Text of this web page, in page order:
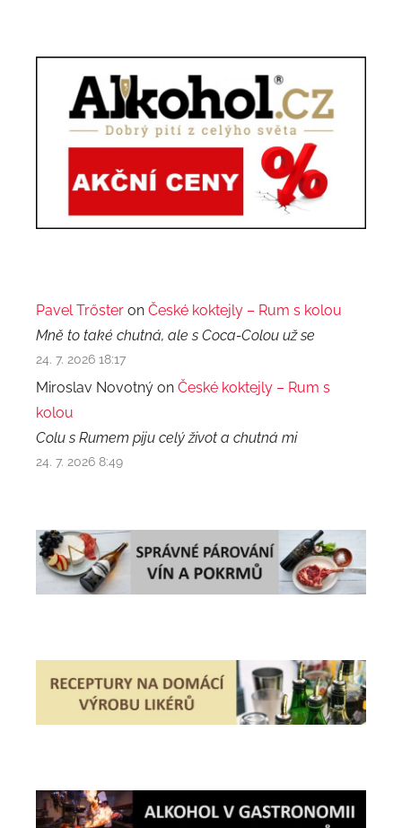
Pavel Trőster on České koktejly – Rum s kolou
Mně to také chutná, ale s Coca-Colou už se
24. 7. 2026 18:17
Miroslav Novotný on České koktejly – Rum s
kolou
Colu s Rumem piju celý život a chutná mi
24. 7. 2026 8:49